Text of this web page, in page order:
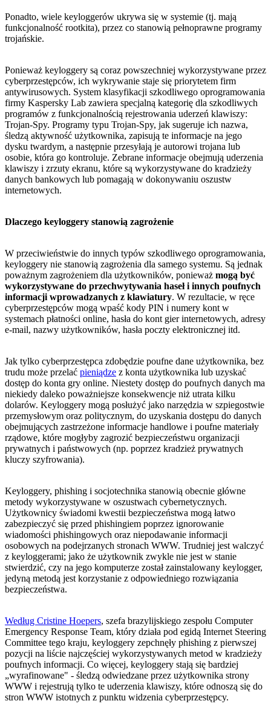
Ponadto, wiele keyloggerów ukrywa się w systemie (tj. mają
funkcjonalność rootkita), przez co stanowią pełnoprawne programy
trojańskie.
Ponieważ keyloggery są coraz powszechniej wykorzystywane przez
cyberprzestępców, ich wykrywanie staje się priorytetem firm
antywirusowych. System klasyfikacji szkodliwego oprogramowania
firmy Kaspersky Lab zawiera specjalną kategorię dla szkodliwych
programów z funkcjonalnością rejestrowania uderzeń klawiszy:
Trojan-Spy. Programy typu Trojan-Spy, jak sugeruje ich nazwa,
śledzą aktywność użytkownika, zapisują te informacje na jego
dysku twardym, a następnie przesyłają je autorowi trojana lub
osobie, która go kontroluje. Zebrane informacje obejmują uderzenia
klawiszy i zrzuty ekranu, które są wykorzystywane do kradzieży
danych bankowych lub pomagają w dokonywaniu oszustw
internetowych.
Dlaczego keyloggery stanowią zagrożenie
W przeciwieństwie do innych typów szkodliwego oprogramowania,
keyloggery nie stanowią zagrożenia dla samego systemu. Są jednak
poważnym zagrożeniem dla użytkowników, ponieważ mogą być
wykorzystywane do przechwytywania haseł i innych poufnych
informacji wprowadzanych z klawiatury. W rezultacie, w ręce
cyberprzestępców mogą wpaść kody PIN i numery kont w
systemach płatności online, hasła do kont gier internetowych, adresy
e-mail, nazwy użytkowników, hasła poczty elektronicznej itd.
Jak tylko cyberprzestępca zdobędzie poufne dane użytkownika, bez
trudu może przelać pieniądze z konta użytkownika lub uzyskać
dostęp do konta gry online. Niestety dostęp do poufnych danych ma
niekiedy daleko poważniejsze konsekwencje niż utrata kilku
dolarów. Keyloggery mogą posłużyć jako narzędzia w szpiegostwie
przemysłowym oraz politycznym, do uzyskania dostępu do danych
obejmujących zastrzeżone informacje handlowe i poufne materiały
rządowe, które mogłyby zagrozić bezpieczeństwu organizacji
prywatnych i państwowych (np. poprzez kradzież prywatnych
kluczy szyfrowania).
Keyloggery, phishing i socjotechnika stanowią obecnie główne
metody wykorzystywane w oszustwach cybernetycznych.
Użytkownicy świadomi kwestii bezpieczeństwa mogą łatwo
zabezpieczyć się przed phishingiem poprzez ignorowanie
wiadomości phishingowych oraz niepodawanie informacji
osobowych na podejrzanych stronach WWW. Trudniej jest walczyć
z keyloggerami; jako że użytkownik zwykle nie jest w stanie
stwierdzić, czy na jego komputerze został zainstalowany keylogger,
jedyną metodą jest korzystanie z odpowiedniego rozwiązania
bezpieczeństwa.
Według Cristine Hoepers, szefa brazylijskiego zespołu Computer
Emergency Response Team, który działa pod egidą Internet Steering
Committee tego kraju, keyloggery zepchnęły phishing z pierwszej
pozycji na liście najczęściej wykorzystywanych metod w kradzieży
poufnych informacji. Co więcej, keyloggery stają się bardziej
„wyrafinowane" - śledzą odwiedzane przez użytkownika strony
WWW i rejestrują tylko te uderzenia klawiszy, które odnoszą się do
stron WWW istotnych z punktu widzenia cyberprzestępcy.